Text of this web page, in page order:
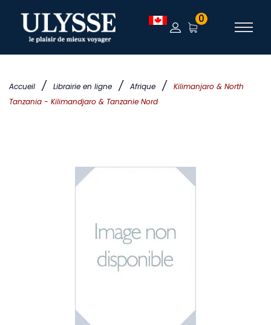
Accueil / Librairie en ligne / Afrique /
Kilimanjaro & North
Tanzania - Kilimandjaro & Tanzanie Nord
0